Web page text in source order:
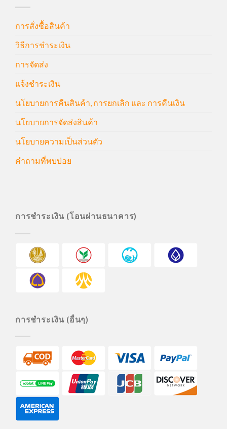
การสั่งซื้อสินค้า
วิธีการชำระเงิน
การจัดส่ง
แจ้งชำระเงิน
นโยบายการคืนสินค้า, การยกเลิก และ การคืนเงิน
นโยบายการจัดส่งสินค้า
นโยบายความเป็นส่วนตัว
คำถามที่พบบ่อย
การชำระเงิน (โอนผ่านธนาคาร)
การชำระเงิน (อื่นๆ)